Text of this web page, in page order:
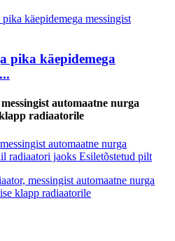
pika käepidemega
automaatne nurga
radiaatorile